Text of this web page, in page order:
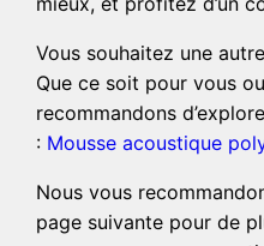
Vous souhaitez une
Que ce soit pour vous
recommandons
: Mousse acoustique
Nous vous
page suivante pour de